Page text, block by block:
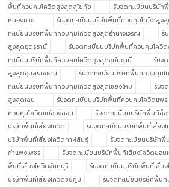
พื้นที่ควบคุมโควิดสูงสุดสุโขทัย
รับจดทะเบียนบริษั
หนองคาย
รับจดทะเบียนบริษัทพื้นที่ควบคุมโควิดสูง
ทะเบียนบริษัทพื้นที่ควบคุมโควิดสูงสุดอำนาจเจริญ
รั
สูงสุดอุดรธานี
รับจดทะเบียนบริษัทพื้นที่ควบคุมโค
ทะเบียนบริษัทพื้นที่ควบคุมโควิดสูงสุดอุทัยธานี
รับจ
สูงสุดอุบลราชธานี
รับจดทะเบียนบริษัทพื้นที่ควบคุมโ
ทะเบียนบริษัทพื้นที่ควบคุมโควิดสูงสุดเชียงใหม่
รับจ
สูงสุดเลย
รับจดทะเบียนบริษัทพื้นที่ควบคุมโควิดแพร่
ควบคุมโควิดแม่ฮ่องสอน
รับจดทะเบียนบริษัทพื้นที่ล็
บริษัทพื้นที่เสี่ยงโควิด
รับจดทะเบียนบริษัทพื้นที่เสี่ยงโ
บริษัทพื้นที่เสี่ยงโควิดกาฬสินธุ์
รับจดทะเบียนบริษัทพื้
กำแพงเพชร
รับจดทะเบียนบริษัทพื้นที่เสี่ยงโควิดขอน
พื้นที่เสี่ยงโควิดจันทบุรี
รับจดทะเบียนบริษัทพื้นที่เสี่ย
บริษัทพื้นที่เสี่ยงโควิดชัยภูมิ
รับจดทะเบียนบริษัทพื้นที่